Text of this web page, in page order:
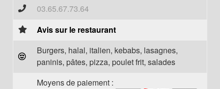
03.65.67.73.64
Avis sur le restaurant
Burgers, halal, italien, kebabs, lasagnes,
paninis, pâtes, pizza, poulet frit, salades
Moyens de paiement :